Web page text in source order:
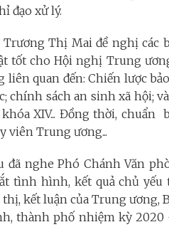
đạo xử lý.
Thị Mai đề nghị các
tốt cho Hội nghị Trung
quan đến: Chiến lược
chính sách an sinh xã hội;
XIV... Đồng thời, chuẩn
viên Trung ương...
đã nghe Phó Chánh Văn
tình hình, kết quả chủ
kết luận của Trung
thành phố nhiệm kỳ